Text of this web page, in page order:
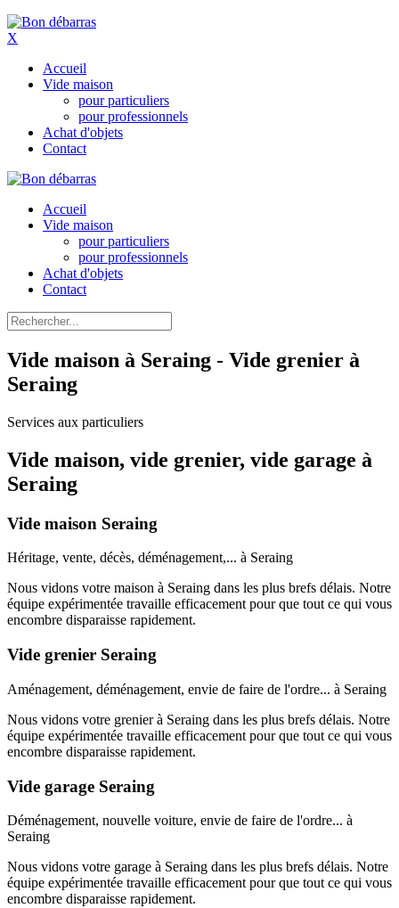
X
Accueil
Vide maison
pour particuliers
pour professionnels
Achat d'objets
Contact
Accueil
Vide maison
pour particuliers
pour professionnels
Achat d'objets
Contact
Vide maison à Seraing - Vide grenier à
Seraing
Services aux particuliers
Vide maison, vide grenier, vide garage à
Seraing
Vide maison Seraing
Héritage, vente, décès, déménagement,... à Seraing
Nous vidons votre maison à Seraing dans les plus brefs délais. Notre
équipe expérimentée travaille efficacement pour que tout ce qui vous
encombre disparaisse rapidement.
Vide grenier Seraing
Aménagement, déménagement, envie de faire de l'ordre... à Seraing
Nous vidons votre grenier à Seraing dans les plus brefs délais. Notre
équipe expérimentée travaille efficacement pour que tout ce qui vous
encombre disparaisse rapidement.
Vide garage Seraing
Déménagement, nouvelle voiture, envie de faire de l'ordre... à
Seraing
Nous vidons votre garage à Seraing dans les plus brefs délais. Notre
équipe expérimentée travaille efficacement pour que tout ce qui vous
encombre disparaisse rapidement.